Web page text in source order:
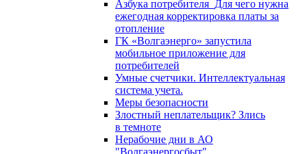
Азбука потребителя_Для чего нужна
ежегодная корректировка платы за
отопление
ГК «Волгаэнерго» запустила
мобильное приложение для
потребителей
Умные счетчики. Интеллектуальная
система учета.
Меры безопасности
Злостный неплательщик? Злись
в темноте
Нерабочие дни в АО